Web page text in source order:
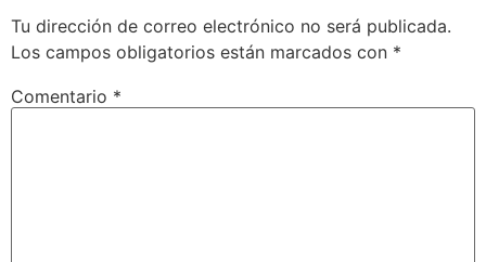
Tu dirección de correo electrónico no será publicada.
Los campos obligatorios están marcados con *
Comentario *